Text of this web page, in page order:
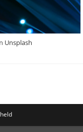
Unsplash